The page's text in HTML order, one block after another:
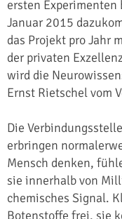
ersten
Januar 2015
das Projekt pro Jahr
der privaten
wird die
Ernst Rietschel vom
Die
erbringen
Mensch denken,
sie innerhalb von
chemisches Signal.
Botenstoffe frei, sie